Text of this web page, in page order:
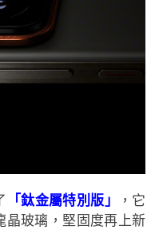
「鈦金屬特別版」
，它
晶玻璃，堅固度再上新